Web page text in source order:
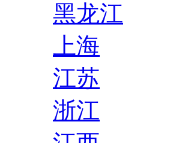
黑龙江
上海
江苏
浙江